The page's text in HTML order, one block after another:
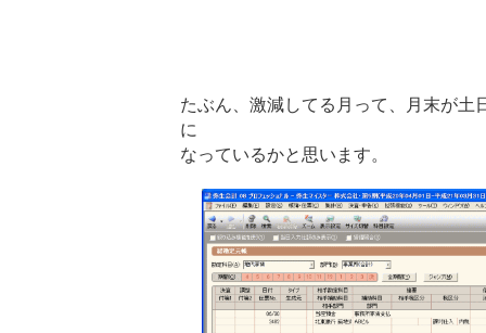
たぶん、激減してる月って、月末が土
に
なっているかと思います。